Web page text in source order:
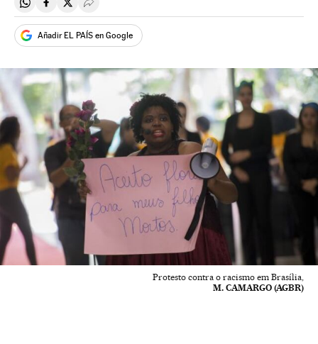
Compartir en Whatsapp
Compartir en Facebook
Compartir en Twitter
Desplegar Redes Sociales
Añadir EL PAÍS en Google
Protesto contra o racismo em Brasília,
M. CAMARGO (AGBR)